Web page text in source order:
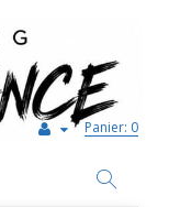
Panier: 0